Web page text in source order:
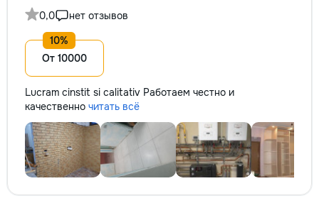
0,0
нет отзывов
От 10000
Lucram cinstit si calitativ Работаем честно и
качественно читать всё